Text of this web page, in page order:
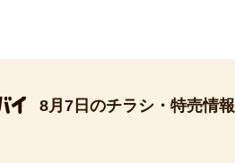
8月7日のチラシ・特売情報